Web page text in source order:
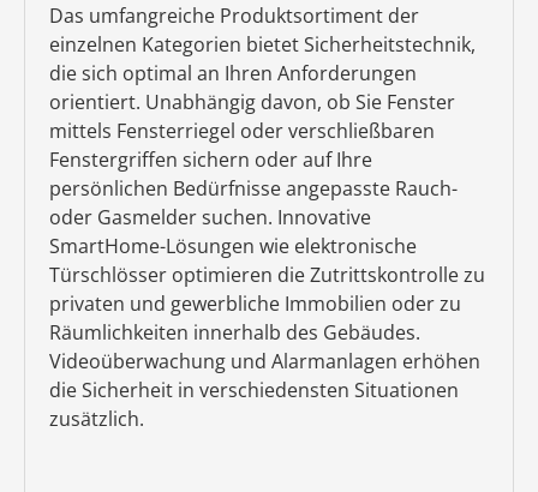
Das umfangreiche Produktsortiment der
einzelnen Kategorien bietet Sicherheitstechnik,
die sich optimal an Ihren Anforderungen
orientiert. Unabhängig davon, ob Sie Fenster
mittels Fensterriegel oder verschließbaren
Fenstergriffen sichern oder auf Ihre
persönlichen Bedürfnisse angepasste Rauch-
oder Gasmelder suchen. Innovative
SmartHome-Lösungen wie elektronische
Türschlösser optimieren die Zutrittskontrolle zu
privaten und gewerbliche Immobilien oder zu
Räumlichkeiten innerhalb des Gebäudes.
Videoüberwachung und Alarmanlagen erhöhen
die Sicherheit in verschiedensten Situationen
zusätzlich.